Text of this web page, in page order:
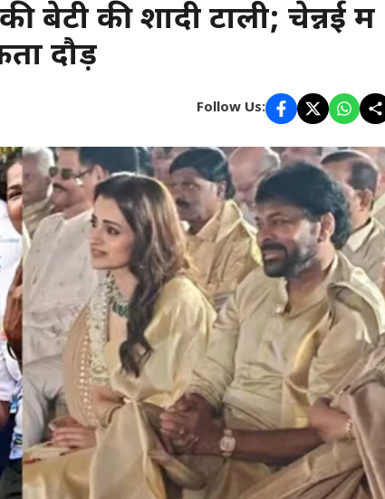
बेटी की शादी टाली; चेन्नई में
दौड़
Follow Us: